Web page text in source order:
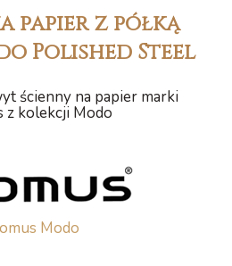
papier z półką
Polished Steel
ścienny na papier marki
z kolekcji Modo
Modo